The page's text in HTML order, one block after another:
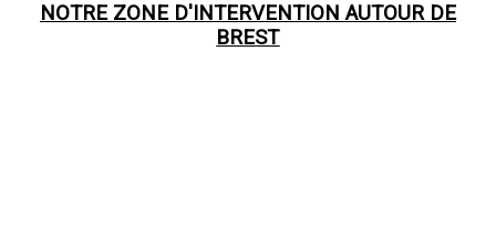
NOTRE ZONE D'INTERVENTION AUTOUR DE
BREST